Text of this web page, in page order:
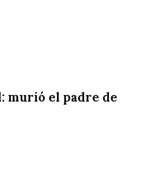
murió el padre de